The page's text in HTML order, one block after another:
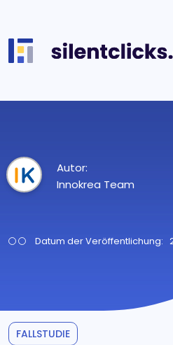
Autor:
Innokrea Team
Datum der Veröffentlichung:
FALLSTUDIE